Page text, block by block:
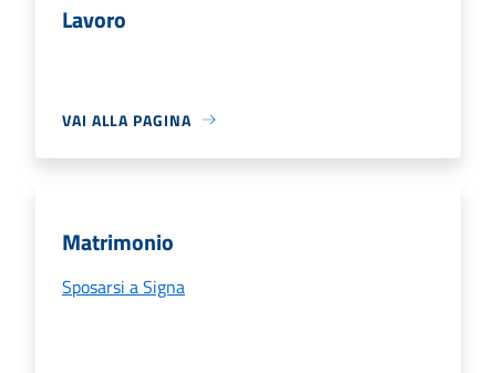
Lavoro
VAI ALLA PAGINA
Matrimonio
Sposarsi a Signa